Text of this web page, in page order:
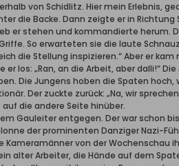
von Schidlitz. Hier mein Erlebnis,
die Backe. Dann zeigte er in
er stehen und kommandierte
So erwarteten sie die laute
die Stellung inspizieren.“ Aber er
er los: „Ran, an die Arbeit, aber dalli!“
Die Jungens hoben die Spaten hoch,
Der zuckte zurück: „Na, wir
die andere Seite hinüber.
Gauleiter entgegen. Der war schon
der prominenten Danziger Nazi-
Kameramänner von der
alter Arbeiter, die Hände auf dem